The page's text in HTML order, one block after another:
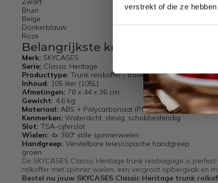
verstrekt of die ze
Bruin
Beige
Donkerblauw
Roze
Belangrijkste kenmerken
Merk: SKYCASES
Serie: Classic Heritage
Producttype: Trunk reiskoffer / trolleykoffer / lichtgewicht
Inhoud: 105 liter (105L)
Afmetingen: 78 x 44 x 36 cm
Gewicht: 4,6 kg
Materiaal: ABS + Polycarbonaat (PC)
Kenmerken: Waterdicht, stevig, schokbestendig
Slot: TSA-cijferslot
Wielen: 4x 360° stille spinnerwielen
Handgreep: Verstelbare telescopische handgreep
groen
De SKYCASES Classic Heritage trunk reisbagage is
rolkoffer met spinner wielen, een vergroot opbergvak en
Bestel nu jouw SKYCASES Classic Heritage trunk